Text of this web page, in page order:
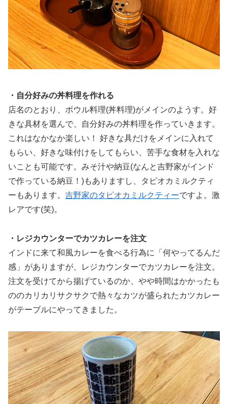
・自分好みの丼料理を作れる
店名のとおり、ボウル料理(丼料理)がメインのようす。好
きな具材を選んで、自分好みの丼料理を作っていきます。
これはなかなか楽しい！ 好きな具だけをメインに入れて
もらい、好きな味付けをしてもらい、苦手な食材を入れな
いことも可能です。みそ汁や納豆(なんと吉野家がインド
で作っている納豆！)もありますし、タピオカミルクティ
ーもあります。 吉野家のタピオカミルクティーですよ。激
レアです(笑)。
・レジカウンターでカツカレーを注文
インドに来て和風カレーを食べる行為に「何やってるんだ
感」がありますが、レジカウンターでカツカレーを注文。
注文を受けてから揚げているのか、やや時間はかかったも
ののカリカリサクサクで熱々なカツが盛られたカツカレー
がテーブルにやってきました。